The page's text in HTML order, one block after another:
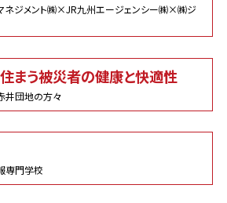
ジメント㈱×JR九州エージェンシー㈱×㈱ジ
まう被災者の健康と快適性
井団地の方々
専門学校